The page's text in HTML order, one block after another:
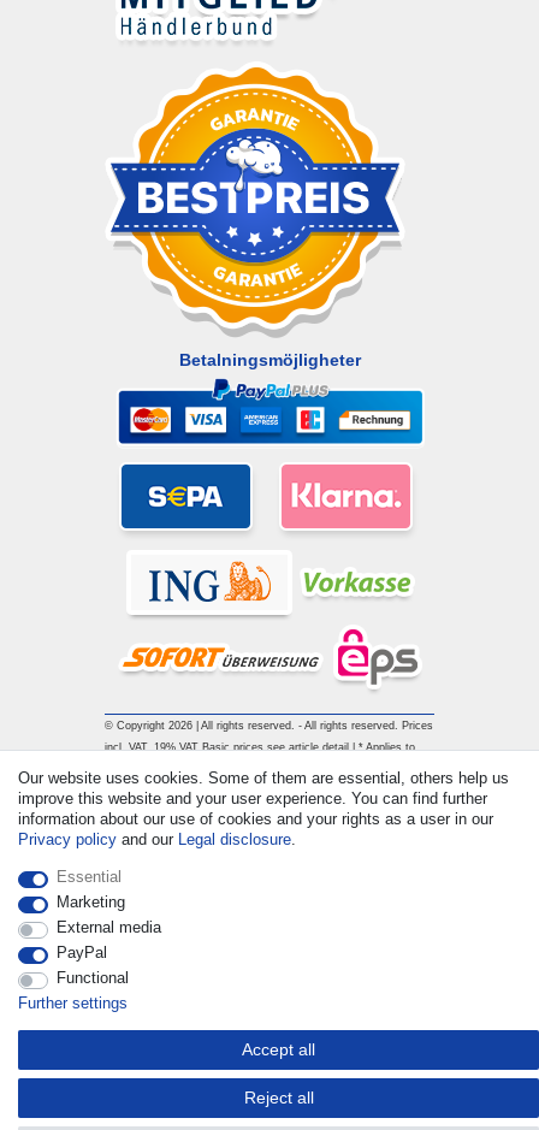
Betalningsmöjligheter
© Copyright 2026 | All rights reserved. - All rights reserved. Prices
incl. VAT. 19% VAT Basic prices see article detail | * Applies to
deliveries to the UK!
Our website uses cookies. Some of them are essential, others help us
improve this website and your user experience. You can find further
information about our use of cookies and your rights as a user in our
Privacy policy and our Legal disclosure.
Essential
Marketing
External media
PayPal
Functional
Further settings
Accept all
Reject all
Withdraw from contract here